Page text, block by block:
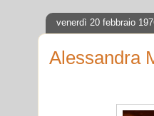
venerdì 20 febbraio
Alessandra